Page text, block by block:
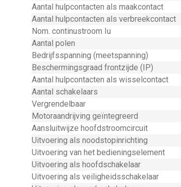
Aantal hulpcontacten als maakcontact
Aantal hulpcontacten als verbreekcontact
Nom. continustroom Iu
Aantal polen
Bedrijfsspanning (meetspanning)
Beschermingsgraad frontzijde (IP)
Aantal hulpcontacten als wisselcontact
Aantal schakelaars
Vergrendelbaar
Motoraandrijving geïntegreerd
Aansluitwijze hoofdstroomcircuit
Uitvoering als noodstopinrichting
Uitvoering van het bedieningselement
Uitvoering als hoofdschakelaar
Uitvoering als veiligheidsschakelaar